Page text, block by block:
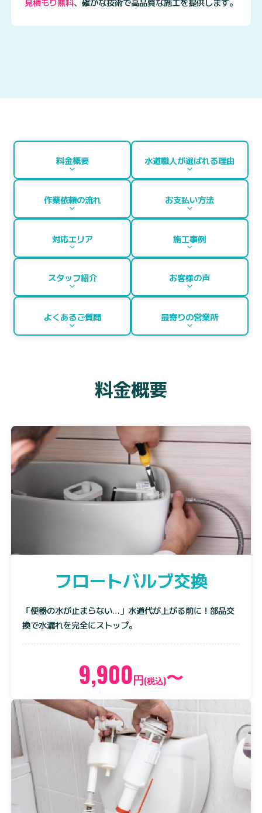
料金概要 水道職人が選ばれる理由
作業依頼の流れ お支払い方法
対応エリア 施工事例
スタッフ紹介 お客様の声
よくあるご質問 最寄りの営業所
料金概要
フロートバルブ交換
「便器の水が止まらない…」水道代が上がる前に！部品交
換で水漏れを完全にストップ。
9,900円(税込)〜